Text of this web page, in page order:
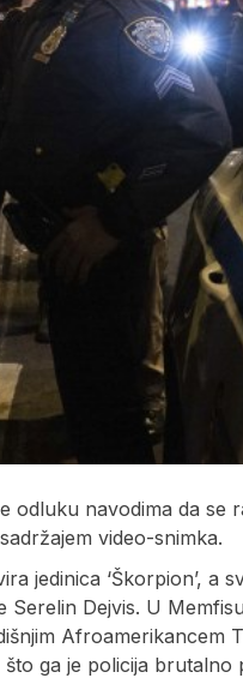
navodima da se
video-snimka.
jedinica ‘Škorpion’, a
Dejvis. U
Afroamerikancem
ga je policija brutalno